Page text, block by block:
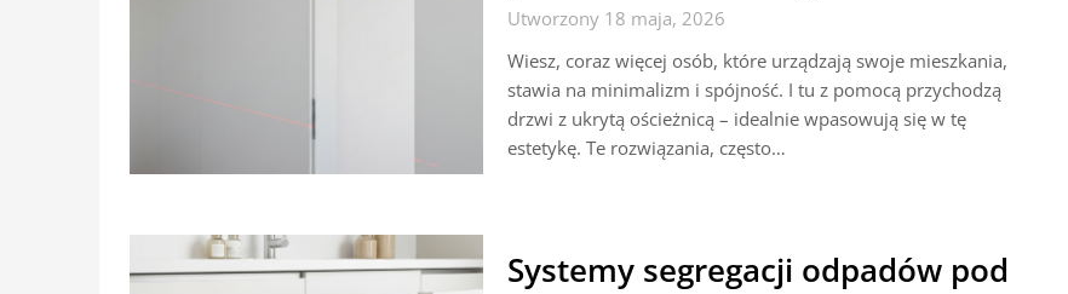
Utworzony 18 maja, 2026
Wiesz, coraz więcej osób, które urządzają swoje mieszkania,
stawia na minimalizm i spójność. I tu z pomocą przychodzą
drzwi z ukrytą ościeżnicą – idealnie wpasowują się w tę
estetykę. Te rozwiązania, często…
Systemy segregacji odpadów pod